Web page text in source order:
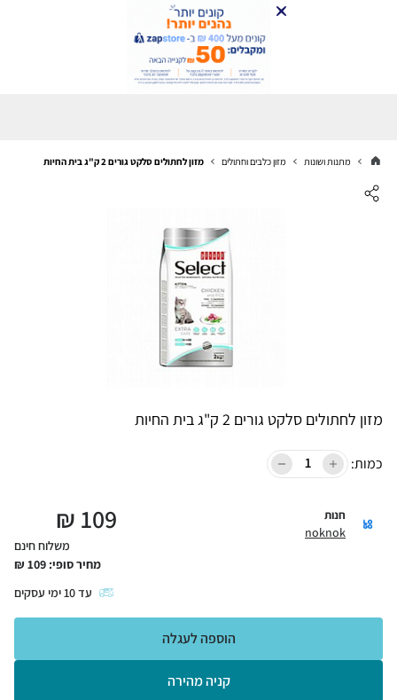
מתנות ושונות מזון כלבים וחתולים מזון לחתולים סלקט גורים 2 ק"ג בית החיות
מזון לחתולים סלקט גורים 2 ק"ג בית החיות
כמות:
חנות
noknok
109
₪
משלוח חינם
מחיר סופי: 109
₪
עד10 ימי עסקים
קניה מהירה
הוספה לעגלה